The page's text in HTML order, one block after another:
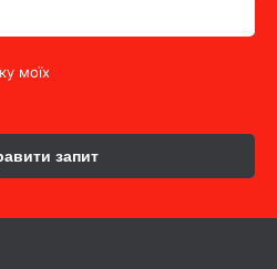
моїх
запит